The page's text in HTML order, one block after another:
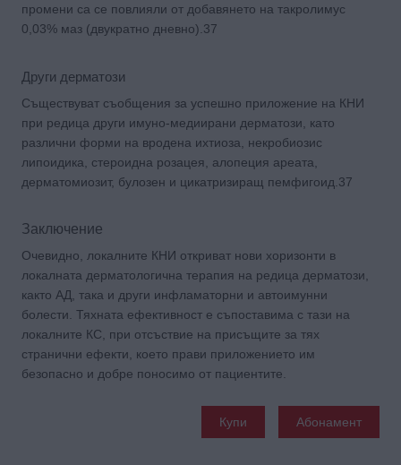
промени са се повлияли от добавянето на такролимус
0,03% маз (двукратно дневно).37
Други дерматози
Съществуват съобщения за успешно приложение на КНИ
при редица други имуно-медиирани дерматози, като
различни форми на вродена ихтиоза, некробиозис
липоидика, стероидна розацея, алопеция ареата,
дерматомиозит, булозен и цикатризиращ пемфигоид.37
Заключение
Очевидно, локалните КНИ откриват нови хоризонти в
локалната дерматологична терапия на редица дерматози,
както АД, така и други инфламаторни и автоимунни
болести. Тяхната ефективност е съпоставима с тази на
локалните КС, при отсъствие на присъщите за тях
странични ефекти, което прави приложението им
безопасно и добре поносимо от пациентите.
Купи Абонамент